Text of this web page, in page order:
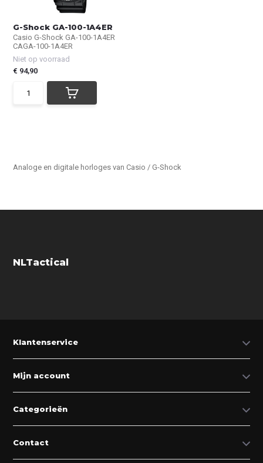
G-Shock GA-100-1A4ER
Casio G-Shock GA-100-1A4ER
CAGA-100-1A4ER
Niet op voorraad
€ 94,90
Analoge en digitale horloges van Casio / G-Shock
NLTactical
Klantenservice
Mijn account
Categorieën
Contact